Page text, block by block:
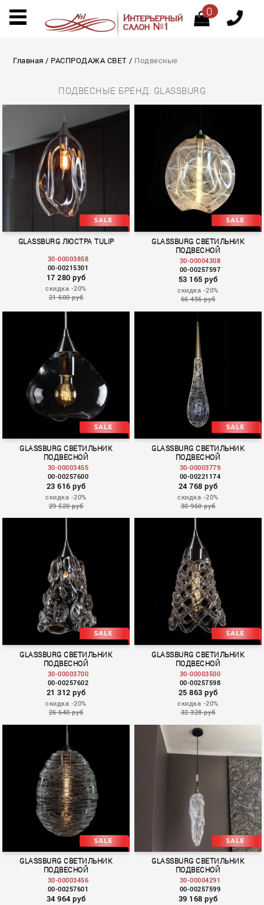
0
Главная / РАСПРОДАЖА СВЕТ / Подвесные
ПОДВЕСНЫЕ БРЕНД: GLASSBURG
GLASSBURG ЛЮСТРА TULIP
30-00003858
00-00215301
17 280 руб
скидка -20%
21 600 руб
GLASSBURG СВЕТИЛЬНИК
ПОДВЕСНОЙ
30-00004308
00-00257597
53 165 руб
скидка -20%
66 456 руб
GLASSBURG СВЕТИЛЬНИК
ПОДВЕСНОЙ
30-00003455
00-00257600
23 616 руб
скидка -20%
29 520 руб
GLASSBURG СВЕТИЛЬНИК
ПОДВЕСНОЙ
30-00003779
00-00221174
24 768 руб
скидка -20%
30 960 руб
GLASSBURG СВЕТИЛЬНИК
ПОДВЕСНОЙ
30-00003700
00-00257602
21 312 руб
скидка -20%
26 640 руб
GLASSBURG СВЕТИЛЬНИК
ПОДВЕСНОЙ
30-00003500
00-00257598
25 863 руб
скидка -20%
32 328 руб
GLASSBURG СВЕТИЛЬНИК
ПОДВЕСНОЙ
30-00003456
00-00257601
34 964 руб
GLASSBURG СВЕТИЛЬНИК
ПОДВЕСНОЙ
30-00004291
00-00257599
39 168 руб